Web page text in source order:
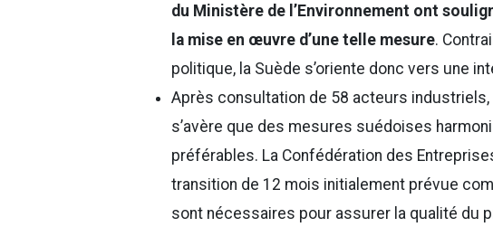
du Ministère de l’Environnement ont
la mise en œuvre d’une telle mesure.
politique, la Suède s’oriente donc vers une
Après consultation de 58 acteurs
s’avère que des mesures suédoises
préférables. La Confédération des
transition de 12 mois initialement prévue
sont nécessaires pour assurer la qualité du